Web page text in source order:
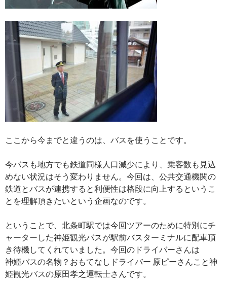
ここから今までと違うのは、バスを使うことです。
今バスも地方でも鉄道同様人口減少により、乗客数も見込
めない状況はそう変わりません。今回は、公共交通機関の
鉄道とバスが連携すると利便性は格段に向上するというこ
とを理解頂きたいという企画なのです。
ということで、北条町駅では今回ツアーのために特別にチ
ャーターした神姫観光バスが駅前バスターミナルに配車頂
き待機してくれていました。今回のドライバーさんは
神姫バスの名物？おもてなしドライバー 原ピーさんこと神
姫観光バスの原田孝之運転士さんです。